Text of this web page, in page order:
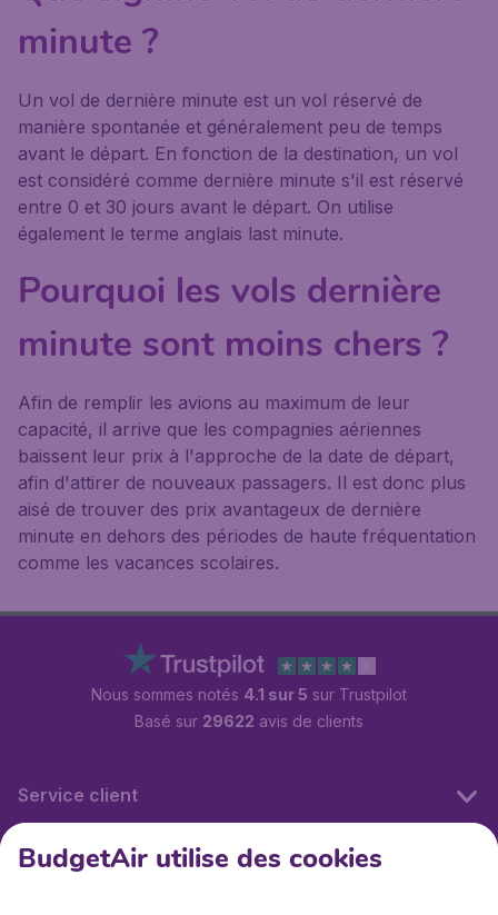
minute ?
Un vol de dernière minute est un vol réservé de
manière spontanée et généralement peu de temps
avant le départ. En fonction de la destination, un vol
est considéré comme dernière minute s'il est réservé
entre 0 et 30 jours avant le départ. On utilise
également le terme anglais last minute.
Pourquoi les vols dernière
minute sont moins chers ?
Afin de remplir les avions au maximum de leur
capacité, il arrive que les compagnies aériennes
baissent leur prix à l'approche de la date de départ,
afin d'attirer de nouveaux passagers. Il est donc plus
aisé de trouver des prix avantageux de dernière
minute en dehors des périodes de haute fréquentation
comme les vacances scolaires.
Nous sommes notés 4.1 sur 5 sur Trustpilot
Basé sur 29622 avis de clients
Service client
BudgetAir.fr
BudgetAir utilise des cookies